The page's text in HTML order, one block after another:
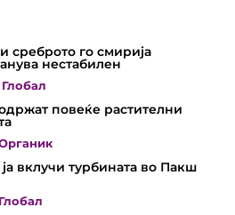
среброто го смирија
нестабилен
Глобал
повеќе растителни
вклучи турбината во Пакш
Глобал